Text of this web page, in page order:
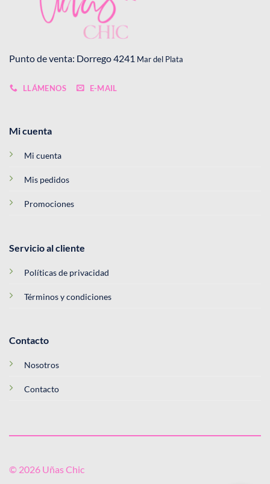
Punto de venta: Dorrego 4241 Mar del Plata
LLÁMENOS E-MAIL
Mi cuenta
Mi cuenta
Mis pedidos
Promociones
Servicio al cliente
Políticas de privacidad
Términos y condiciones
Contacto
Nosotros
Contacto
© 2026 Uñas Chic